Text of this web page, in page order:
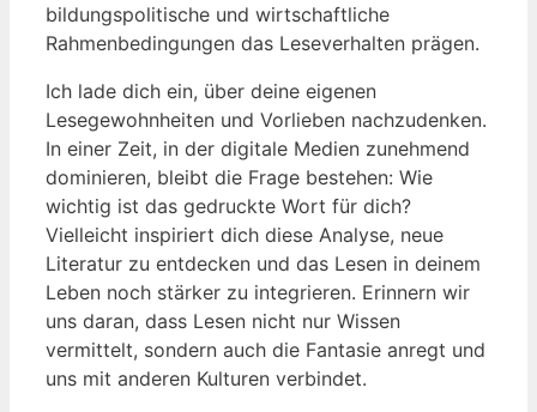
bildungspolitische und wirtschaftliche
Rahmenbedingungen das Leseverhalten prägen.
Ich lade dich ein, über deine eigenen
Lesegewohnheiten und Vorlieben nachzudenken.
In einer Zeit, in der digitale Medien zunehmend
dominieren, bleibt die Frage bestehen: Wie
wichtig ist das gedruckte Wort für dich?
Vielleicht inspiriert dich diese Analyse, neue
Literatur zu entdecken und das Lesen in deinem
Leben noch stärker zu integrieren. Erinnern wir
uns daran, dass Lesen nicht nur Wissen
vermittelt, sondern auch die Fantasie anregt und
uns mit anderen Kulturen verbindet.